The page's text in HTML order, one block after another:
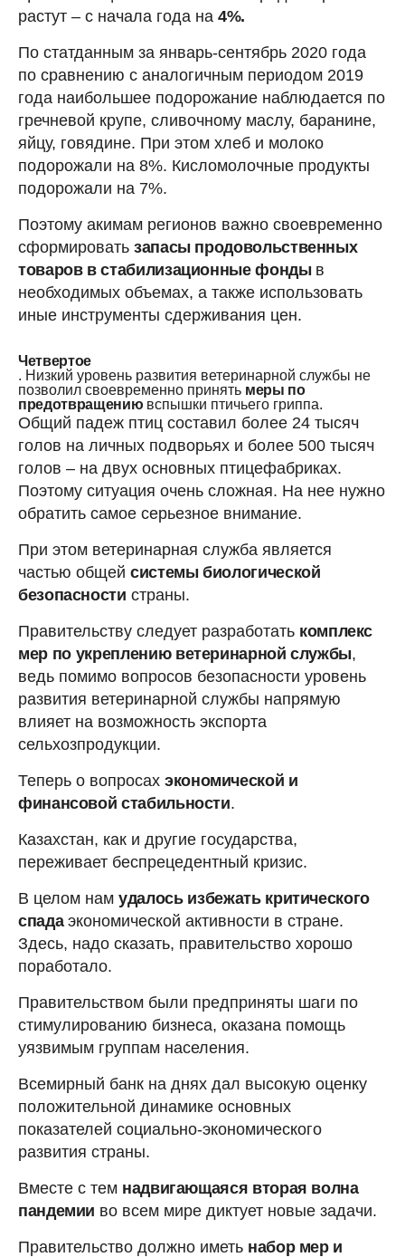
растут – с начала года на 4%.
По статданным за январь-сентябрь 2020 года
по сравнению с аналогичным периодом 2019
года наибольшее подорожание наблюдается по
гречневой крупе, сливочному маслу, баранине,
яйцу, говядине. При этом хлеб и молоко
подорожали на 8%. Кисломолочные продукты
подорожали на 7%.
Поэтому акимам регионов важно своевременно
сформировать запасы продовольственных
товаров в стабилизационные фондыв
необходимых объемах, а также использовать
иные инструменты сдерживания цен.
Четвертое
. Низкий уровень развития ветеринарной службы не
позволил своевременно принять меры по
предотвращению вспышки птичьего гриппа.
Общий падеж птиц составил более 24 тысяч
голов на личных подворьях и более 500 тысяч
голов – на двух основных птицефабриках.
Поэтому ситуация очень сложная. На нее нужно
обратить самое серьезное внимание.
При этом ветеринарная служба является
частью общей системы биологической
безопасности страны.
Правительству следует разработать комплекс
мер по укреплению ветеринарной службы,
ведь помимо вопросов безопасности уровень
развития ветеринарной службы напрямую
влияет на возможность экспорта
сельхозпродукции.
Теперь о вопросах экономической и
финансовой стабильности.
Казахстан, как и другие государства,
переживает беспрецедентный кризис.
В целом нам удалось избежать критического
спадаэкономической активности в стране.
Здесь, надо сказать, правительство хорошо
поработало.
Правительством были предприняты шаги по
стимулированию бизнеса, оказана помощь
уязвимым группам населения.
Всемирный банк на днях дал высокую оценку
положительной динамике основных
показателей социально-экономического
развития страны.
Вместе с тем надвигающаяся вторая волна
пандемии во всем мире диктует новые задачи.
Правительство должно иметь набор мер и